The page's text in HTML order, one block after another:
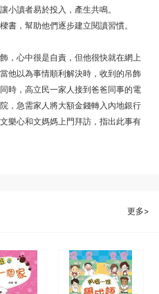
小讀者易於投入，產生共鳴。
書，幫助他們逐步建立閱讀習慣。
，心中很是自責，但他很快就在網上
他以為事情順利解決時，收到的吊飾
時，高立民一家人接到爸爸同事的電
，急需家人將大額金錢轉入內地銀行
樂心和文媽媽上門拜訪，指出此事有
更多>